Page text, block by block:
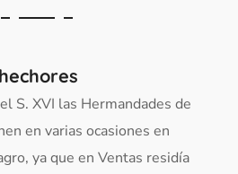
S. XVI las Hermandades de
en varias ocasiones en
ya que en Ventas residía